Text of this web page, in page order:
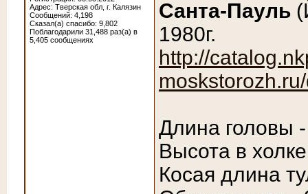
Адрес: Тверская обл, г. Калязин
Сообщений: 4,198
Сказал(а) спасибо: 9,802
Поблагодарили 31,488 раз(а) в
5,405 сообщениях
Санта-Пауль
1980г.
http://
Длина головы
Высота в
Косая длина